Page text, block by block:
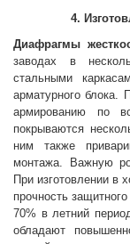
4.
Диафрагмы
заводах в
стальными
арматурного блока.
армированию по
покрываются
ним также
монтажа. Важную
При изготовлении в
прочность
70% в летний
обладают